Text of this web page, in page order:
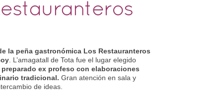
la peña gastronómica Los Restauranteros
. L’amagatall de Tota fue el lugar elegido
preparado ex profeso con elaboraciones
tradicional. Gran atención en sala y
de ideas.